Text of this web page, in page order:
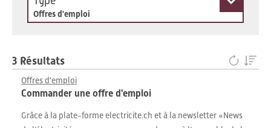
Offres d'emploi
3 Résultats
Offres d'emploi
Commander une offre d'emploi
Grâce à la plate-forme electricite.ch et à la newsletter «News